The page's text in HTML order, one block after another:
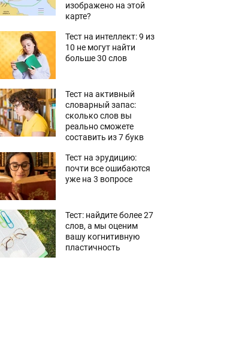
изображено на этой
карте?
Тест на интеллект: 9 из
10 не могут найти
больше 30 слов
Тест на активный
словарный запас:
сколько слов вы
реально сможете
составить из 7 букв
Тест на эрудицию:
почти все ошибаются
уже на 3 вопросе
Тест: найдите более 27
слов, а мы оценим
вашу когнитивную
пластичность